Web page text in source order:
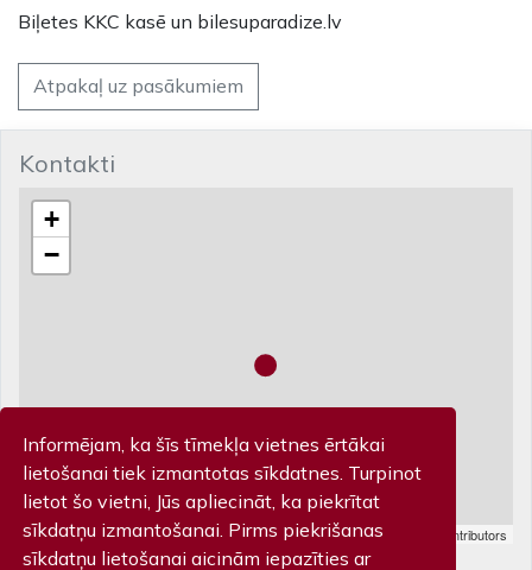
Informējam, ka šīs tīmekļa vietnes ērtākai
lietošanai tiek izmantotas sīkdatnes. Turpinot
lietot šo vietni, Jūs apliecināt, ka piekrītat
sīkdatņu izmantošanai. Pirms piekrišanas
sīkdatņu lietošanai aicinām iepazīties ar
Biļetes KKC kasē un bilesuparadize.lv
Atpakaļ uz pasākumiem
Kontakti
+
−
Leaflet| Map data ©OpenStreetMap contributors
Biļešu kase